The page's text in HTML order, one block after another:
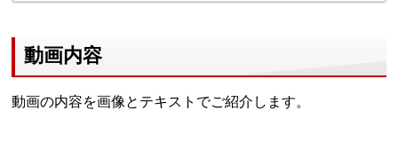
動画内容
動画の内容を画像とテキストでご紹介します。